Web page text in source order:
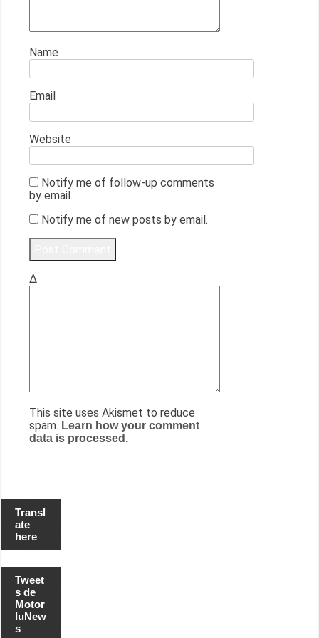
Name
Email
Website
Notify me of follow-up comments
by email.
Notify me of new posts by email.
Δ
This site uses Akismet to reduce
spam. Learn how your comment
data is processed.
Transl
ate
here
Tweet
s de
Motor
luNew
s